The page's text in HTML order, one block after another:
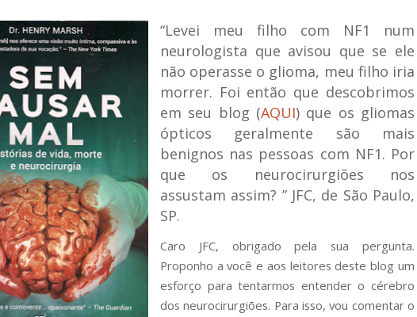
“Levei meu filho com NF1 num
neurologista que avisou que se ele
não operasse o glioma, meu filho iria
morrer. Foi então que descobrimos
em seu blog (AQUI) que os gliomas
ópticos geralmente são mais
benignos nas pessoas com NF1. Por
que os neurocirurgiões nos
assustam assim? ”JFC, de São Paulo,
SP.
Caro JFC, obrigado pela sua pergunta.
Proponho a você e aos leitores deste blog um
esforço para tentarmos entender o cérebro
dos neurocirurgiões. Para isso, vou comentar o